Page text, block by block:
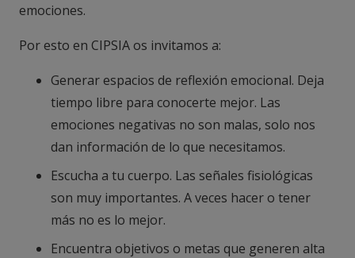
emociones.
Por esto en CIPSIA os invitamos a:
Generar espacios de reflexión emocional. Deja
tiempo libre para conocerte mejor. Las
emociones negativas no son malas, solo nos
dan información de lo que necesitamos.
Escucha a tu cuerpo. Las señales fisiológicas
son muy importantes. A veces hacer o tener
más no es lo mejor.
Encuentra objetivos o metas que generen alta